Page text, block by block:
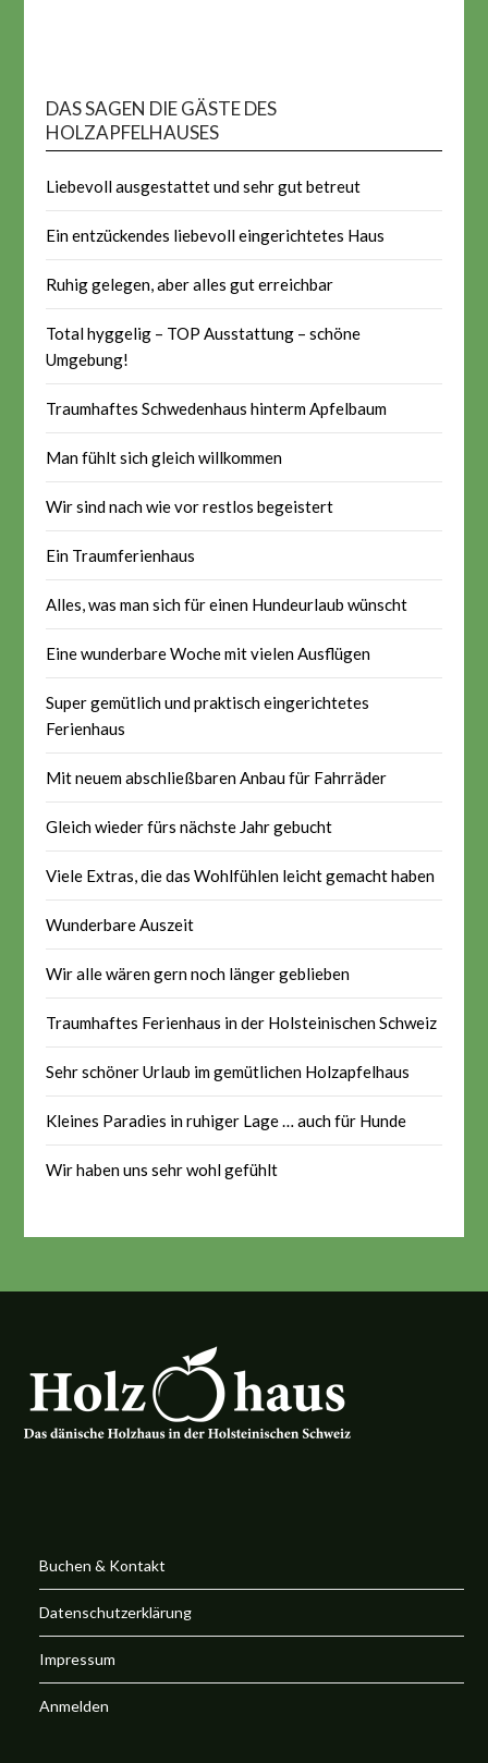
DAS SAGEN DIE GÄSTE DES
HOLZAPFELHAUSES
Liebevoll ausgestattet und sehr gut betreut
Ein entzückendes liebevoll eingerichtetes Haus
Ruhig gelegen, aber alles gut erreichbar
Total hyggelig – TOP Ausstattung – schöne
Umgebung!
Traumhaftes Schwedenhaus hinterm Apfelbaum
Man fühlt sich gleich willkommen
Wir sind nach wie vor restlos begeistert
Ein Traumferienhaus
Alles, was man sich für einen Hundeurlaub wünscht
Eine wunderbare Woche mit vielen Ausflügen
Super gemütlich und praktisch eingerichtetes
Ferienhaus
Mit neuem abschließbaren Anbau für Fahrräder
Gleich wieder fürs nächste Jahr gebucht
Viele Extras, die das Wohlfühlen leicht gemacht haben
Wunderbare Auszeit
Wir alle wären gern noch länger geblieben
Traumhaftes Ferienhaus in der Holsteinischen Schweiz
Sehr schöner Urlaub im gemütlichen Holzapfelhaus
Kleines Paradies in ruhiger Lage … auch für Hunde
Wir haben uns sehr wohl gefühlt
Buchen & Kontakt
Datenschutzerklärung
Impressum
Anmelden